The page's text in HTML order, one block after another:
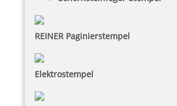
REINER Paginierstempel
Elektrostempel